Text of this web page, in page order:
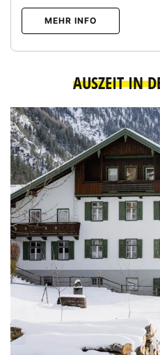
MEHR INFO
AUSZEIT IN